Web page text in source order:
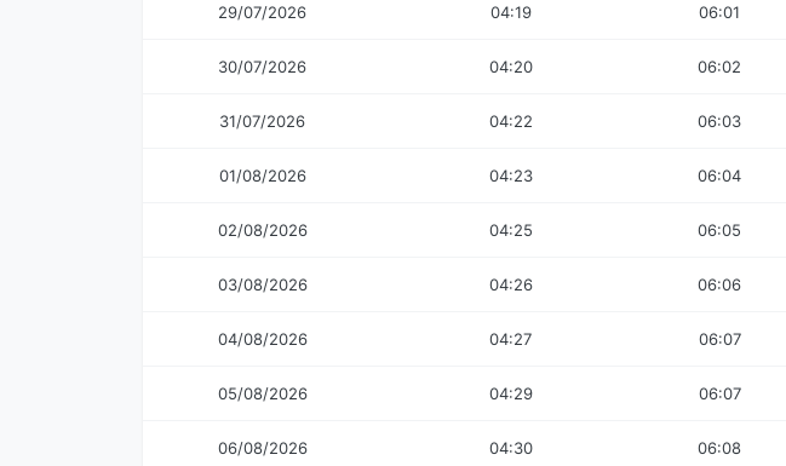
29/07/2026 04:19 06:01
30/07/2026 04:20 06:02
31/07/2026 04:22 06:03
01/08/2026 04:23 06:04
02/08/2026 04:25 06:05
03/08/2026 04:26 06:06
04/08/2026 04:27 06:07
05/08/2026 04:29 06:07
06/08/2026 04:30 06:08